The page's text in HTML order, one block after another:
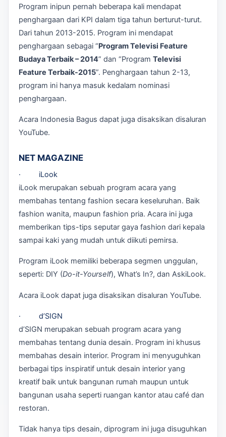
Program inipun pernah beberapa kali mendapat
penghargaan dari KPI dalam tiga tahun berturut-turut.
Dari tahun 2013-2015. Program ini mendapat
penghargaan sebagai “Program Televisi Feature
Budaya Terbaik – 2014” dan “Program Televisi
Feature Terbaik-2015”. Penghargaan tahun 2-13,
program ini hanya masuk kedalam nominasi
penghargaan.
Acara Indonesia Bagus dapat juga disaksikan disaluran
YouTube.
NET MAGAZINE
· iLook
iLook merupakan sebuah program acara yang
membahas tentang fashion secara keseluruhan. Baik
fashion wanita, maupun fashion pria. Acara ini juga
memberikan tips-tips seputar gaya fashion dari kepala
sampai kaki yang mudah untuk diikuti pemirsa.
Program iLook memiliki beberapa segmen unggulan,
seperti: DIY (Do-it-Yourself), What’s In?, dan AskiLook.
Acara iLook dapat juga disaksikan disaluran YouTube.
· d’SIGN
d’SIGN merupakan sebuah program acara yang
membahas tentang dunia desain. Program ini khusus
membahas desain interior. Program ini menyuguhkan
berbagai tips inspiratif untuk desain interior yang
kreatif baik untuk bangunan rumah maupun untuk
bangunan usaha seperti ruangan kantor atau café dan
restoran.
Tidak hanya tips desain, diprogram ini juga disuguhkan